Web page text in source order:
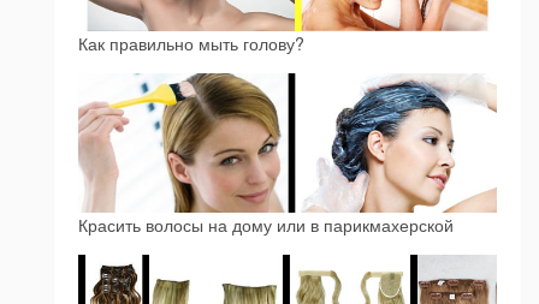
Как правильно мыть голову?
Красить волосы на дому или в парикмахерской